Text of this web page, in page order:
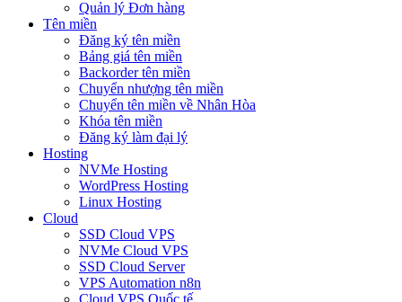
Quản lý Đơn hàng
Tên miền
Đăng ký tên miền
Bảng giá tên miền
Backorder tên miền
Chuyển nhượng tên miền
Chuyển tên miền về Nhân Hòa
Khóa tên miền
Đăng ký làm đại lý
Hosting
NVMe Hosting
WordPress Hosting
Linux Hosting
Cloud
SSD Cloud VPS
NVMe Cloud VPS
SSD Cloud Server
VPS Automation n8n
Cloud VPS Quốc tế